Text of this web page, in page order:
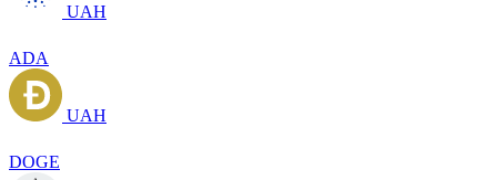
UAH
ADA
UAH
DOGE